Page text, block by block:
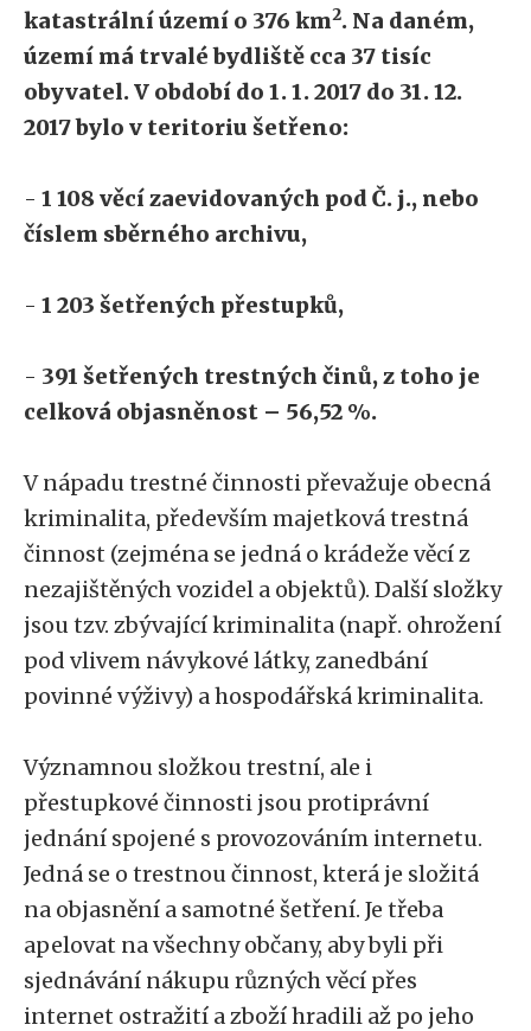
katastrální území o 376 km2. Na daném,
území má trvalé bydliště cca 37 tisíc
obyvatel. V období do 1. 1. 2017 do 31. 12.
2017 bylo v teritoriu šetřeno:
- 1 108 věcí zaevidovaných pod Č. j., nebo
číslem sběrného archivu,
- 1 203 šetřených přestupků,
- 391 šetřených trestných činů, z toho je
celková objasněnost – 56,52 %.
V nápadu trestné činnosti převažuje obecná
kriminalita, především majetková trestná
činnost (zejména se jedná o krádeže věcí z
nezajištěných vozidel a objektů). Další složky
jsou tzv. zbývající kriminalita (např. ohrožení
pod vlivem návykové látky, zanedbání
povinné výživy) a hospodářská kriminalita.
Významnou složkou trestní, ale i
přestupkové činnosti jsou protiprávní
jednání spojené s provozováním internetu.
Jedná se o trestnou činnost, která je složitá
na objasnění a samotné šetření. Je třeba
apelovat na všechny občany, aby byli při
sjednávání nákupu různých věcí přes
internet ostražití a zboží hradili až po jeho